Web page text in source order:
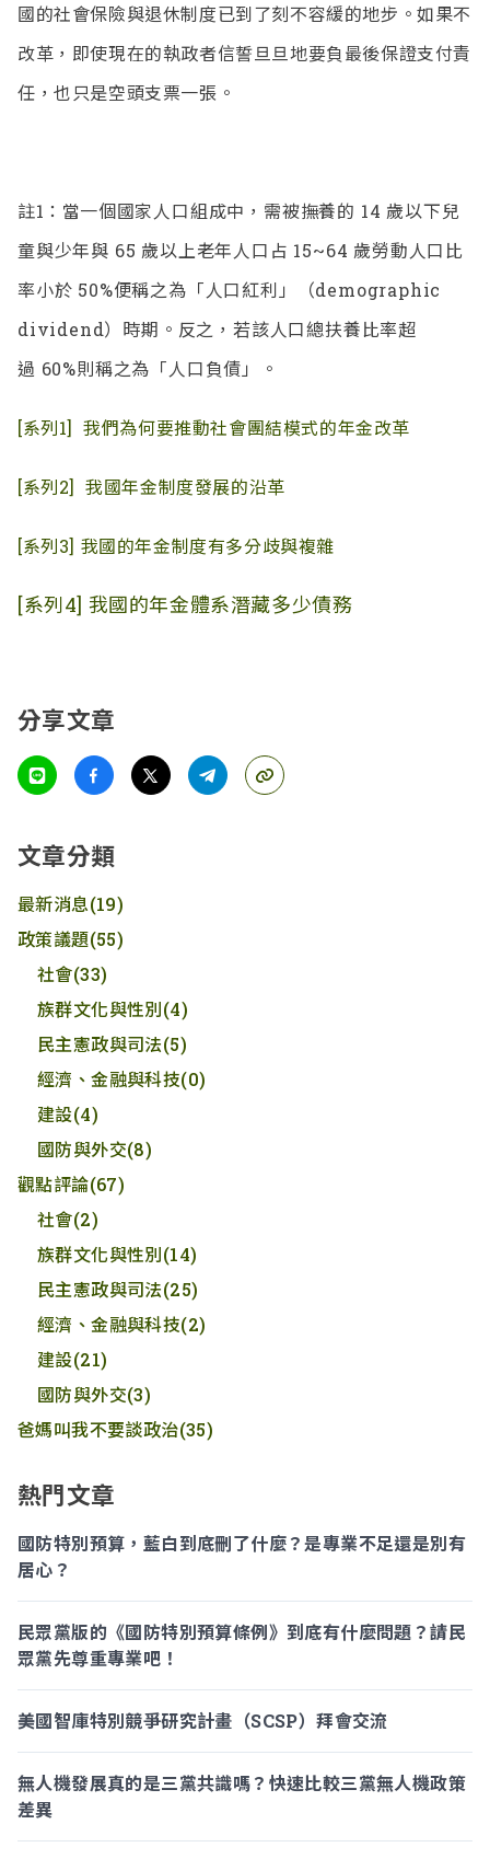
國的社會保險與退休制度已到了刻不容緩的地步。如果不
改革，即使現在的執政者信誓旦旦地要負最後保證支付責
任，也只是空頭支票一張。
註1：當一個國家人口組成中，需被撫養的 14 歲以下兒
童與少年與 65 歲以上老年人口占 15~64 歲勞動人口比
率小於 50%便稱之為「人口紅利」（demographic
dividend） 時期。反之，若該人口總扶養比率超
過 60%則稱之為「人口負債」。
[系列1] 我們為何要推動社會團結模式的年金改革
[系列2] 我國年金制度發展的沿革
[系列3] 我國的年金制度有多分歧與複雜
[系列4] 我國的年金體系潛藏多少債務
分享文章
文章分類
最新消息(19)
政策議題(55)
社會(33)
族群文化與性別(4)
民主憲政與司法(5)
經濟、金融與科技(0)
建設(4)
國防與外交(8)
觀點評論(67)
社會(2)
族群文化與性別(14)
民主憲政與司法(25)
經濟、金融與科技(2)
建設(21)
國防與外交(3)
爸媽叫我不要談政治(35)
熱門文章
國防特別預算，藍白到底刪了什麼？是專業不足還是別有
居心？
民眾黨版的《國防特別預算條例》到底有什麼問題？請民
眾黨先尊重專業吧！
美國智庫特別競爭研究計畫（SCSP）拜會交流
無人機發展真的是三黨共識嗎？快速比較三黨無人機政策
差異